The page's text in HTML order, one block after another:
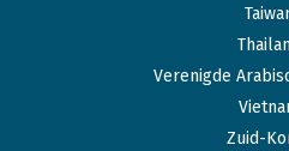
Verenigde
Zuid-